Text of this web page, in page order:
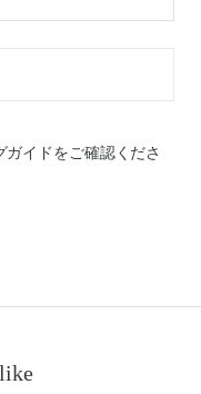
ガイドをご確認くださ